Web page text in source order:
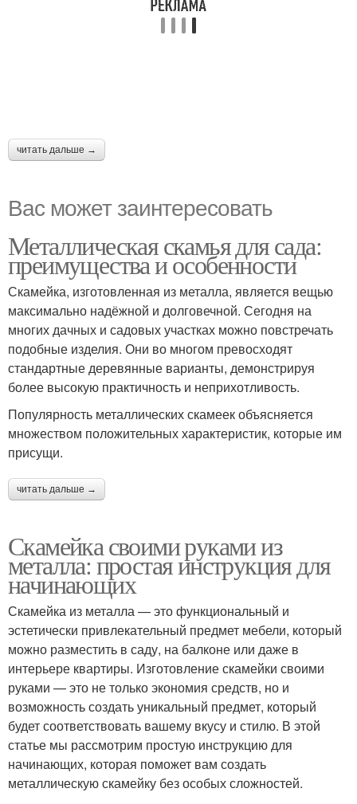
читать дальше →
Вас может заинтересовать
Металлическая скамья для сада:
преимущества и особенности
Скамейка, изготовленная из металла, является вещью
максимально надёжной и долговечной. Сегодня на
многих дачных и садовых участках можно повстречать
подобные изделия. Они во многом превосходят
стандартные деревянные варианты, демонстрируя
более высокую практичность и неприхотливость.
Популярность металлических скамеек объясняется
множеством положительных характеристик, которые им
присущи.
читать дальше →
Скамейка своими руками из
металла: простая инструкция для
начинающих
Скамейка из металла — это функциональный и
эстетически привлекательный предмет мебели, который
можно разместить в саду, на балконе или даже в
интерьере квартиры. Изготовление скамейки своими
руками — это не только экономия средств, но и
возможность создать уникальный предмет, который
будет соответствовать вашему вкусу и стилю. В этой
статье мы рассмотрим простую инструкцию для
начинающих, которая поможет вам создать
металлическую скамейку без особых сложностей.